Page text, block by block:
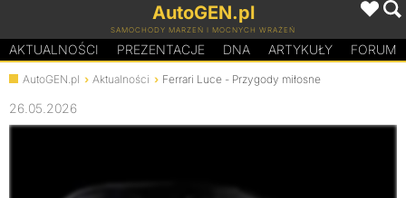
AutoGEN.pl
SAMOCHODY MARZEŃ I MOCNYCH WRAŻEŃ
AKTUALNOŚCI PREZENTACJE DNA ARTYKUŁY FORUM
AutoGEN.pl Aktualności Ferrari Luce - Przygody miłosne
26.05.2026